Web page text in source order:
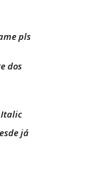
pls
dos
já